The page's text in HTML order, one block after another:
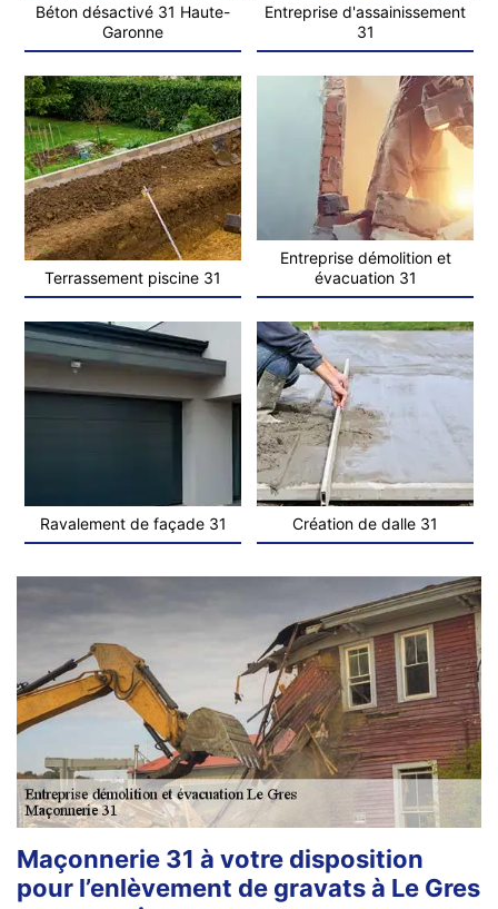
Béton désactivé 31 Haute-
Garonne
Entreprise d'assainissement
31
Terrassement piscine 31
Entreprise démolition et
évacuation 31
Ravalement de façade 31 Création de dalle 31
Maçonnerie 31 à votre disposition
pour l’enlèvement de gravats à Le Gres